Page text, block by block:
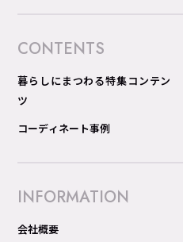
CONTENTS
暮らしにまつわる特集コンテン
ツ
コーディネート事例
INFORMATION
会社概要